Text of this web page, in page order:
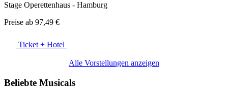
Stage Operettenhaus - Hamburg
Preise ab 97,49 €
Ticket + Hotel
Alle Vorstellungen anzeigen
Beliebte Musicals